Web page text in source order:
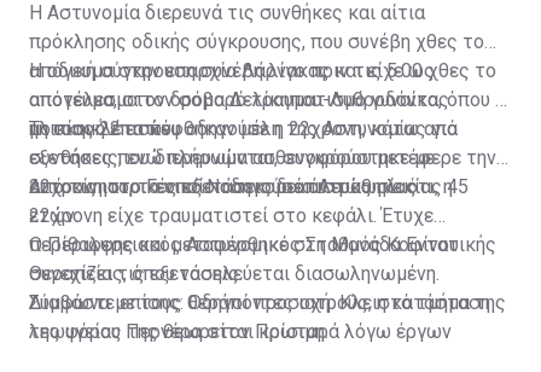
Η Αστυνομία διερευνά τις συνθήκες και αίτια
πρόκλησης οδικής σύγκρουσης, που συνέβη χθες το
απόγευμα στην επαρχία Λάρνακας και είχε ως
αποτέλεσμα τον σοβαρό τραυματισμό γυναίκας
ηλικίας 22 ετών.
Η οδική σύγκρουση συνέβη λίγο πριν τις 5.00 χθες το
απόγευμα, στον δρόμο Δελίκηπου-Λυθροδόντα, όπου η
μοτοσικλέτα που οδηγούσε η 22χρονη, κάτω από
συνθήκες που διερευνώνται, συγκρούστηκε με
αυτοκίνητο, το οποίο οδηγούσε άντρας ηλικίας 45
ετών.
Τη σκηνή επισκέφθηκαν μέλη της Αστυνομίας για
εξετάσεις, ενώ πλήρωμα ασθενοφόρου μετέφερε την
22χρονη στο Γενικό Νοσοκομείο Λευκωσίας.
Από τις ιατρικές εξετάσεις διαπιστώθηκε ότι, η
22χρονη είχε τραυματιστεί στο κεφάλι. Έτυχε
περίθαλψης και μεταφέρθηκε στη Μονάδα Εντατικής
Θεραπείας, όπου νοσηλεύεται διασωληνωμένη.
Σύμφωνα με τους θεράποντες ιατρούς, η κατάσταση
της υγείας της θεωρείται κρίσιμη.
Ο Περιφερειακός Αστυνομικός Σταθμός Κοφίνου
συνεχίζει τις εξετάσεις.
Διαβάστε επίσης:Οδηγοί προσοχή: Κλειστό τμήμα της
λεωφόρου Περνέρα στον Πρωταρά λόγω έργων